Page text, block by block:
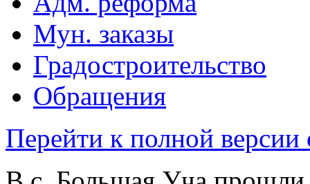
Мун. заказы
Градостроительство
Обращения
Перейти к полной версии